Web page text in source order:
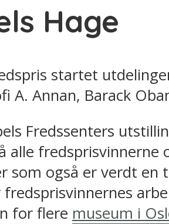
Hage
startet
A. Annan, Barack
Fredssenters
alle
som også er verdt en
fredsprisvinnernes
for flere museum i